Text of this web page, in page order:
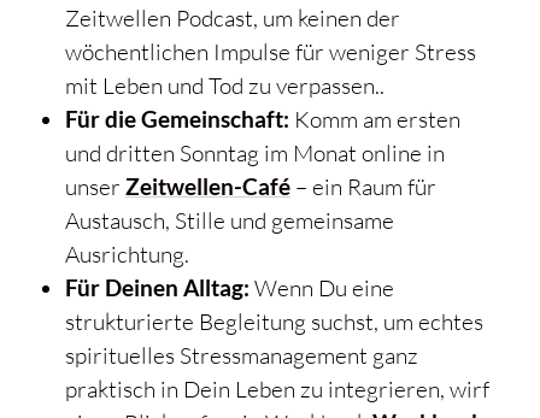
Zeitwellen Podcast, um keinen der
wöchentlichen Impulse für weniger Stress
mit Leben und Tod zu verpassen..
Für die Gemeinschaft: Komm am ersten
und dritten Sonntag im Monat online in
unser Zeitwellen-Café– ein Raum für
Austausch, Stille und gemeinsame
Ausrichtung.
Für Deinen Alltag: Wenn Du eine
strukturierte Begleitung suchst, um echtes
spirituelles Stressmanagement ganz
praktisch in Dein Leben zu integrieren, wirf